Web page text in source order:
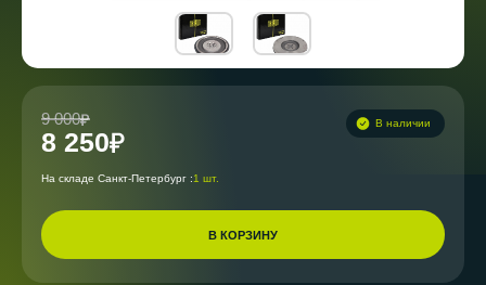
9 000
8 250
В наличии
На складе Санкт-Петербург :1 шт.
В КОРЗИНУ